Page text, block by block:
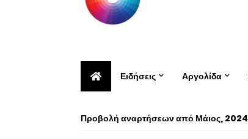
Ειδήσεις Αργολίδα
Προβολή αναρτήσεων από Μάιος, 2024